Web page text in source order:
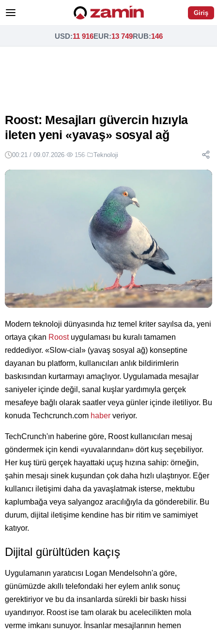
Giriş
USD:11 916EUR:13 749RUB:146
Roost: Mesajları güvercin hızıyla
ileten yeni «yavaş» sosyal ağ
00:21 / 09.07.2026· 156· Teknoloji
Modern teknoloji dünyasında hız temel kriter sayılsa da, yeni
ortaya çıkan Roostuygulaması bu kuralı tamamen
reddediyor. «Slow-cial» (yavaş sosyal ağ) konseptine
dayanan bu platform, kullanıcıları anlık bildirimlerin
baskısından kurtarmayı amaçlıyor. Uygulamada mesajlar
saniyeler içinde değil, sanal kuşlar yardımıyla gerçek
mesafeye bağlı olarak saatler veya günler içinde iletiliyor. Bu
konuda Techcrunch.com haber veriyor.
TechCrunch'ın haberine göre, Roost kullanıcıları mesaj
göndermek için kendi «yuvalarından» dört kuş seçebiliyor.
Her kuş türü gerçek hayattaki uçuş hızına sahip: örneğin,
şahin mesajı sinek kuşundan çok daha hızlı ulaştırıyor. Eğer
kullanıcı iletişimi daha da yavaşlatmak isterse, mektubu
kaplumbağa veya salyangoz aracılığıyla da gönderebilir. Bu
durum, dijital iletişime kendine has bir ritim ve samimiyet
katıyor.
Dijital gürültüden kaçış
Uygulamanın yaratıcısı Logan Mendelsohn'a göre,
günümüzde akıllı telefondaki her eylem anlık sonuç
gerektiriyor ve bu da insanlarda sürekli bir baskı hissi
uyandırıyor. Roost ise tam olarak bu acelecilikten mola
verme imkanı sunuyor. İnsanlar mesajlarının hemen